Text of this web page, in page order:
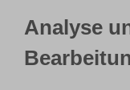
Analyse